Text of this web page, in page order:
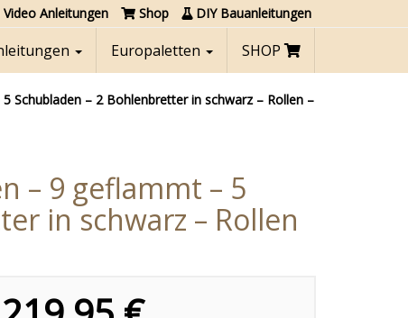
Video Anleitungen Shop DIY Bauanleitungen
Europaletten SHOP
Schubladen – 2 Bohlenbretter in schwarz – Rollen –
– 9 geflammt – 5
in schwarz – Rollen